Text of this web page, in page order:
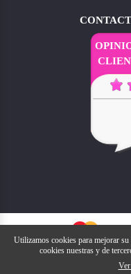
Utilizamos cookies para mejorar
cookies nuestras y de